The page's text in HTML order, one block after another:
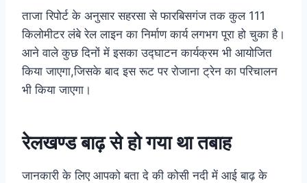
ताजा रिपोर्ट के अनुसार सहरसा से फारबिसगंज तक कुल 111
किलोमीटर लंबे रेल लाइन का निर्माण कार्य लगभग पूरा हो चुका है।
आने वाले कुछ दिनों में इसका उद्घाटन कार्यक्रम भी आयोजित
किया जाएगा,जिसके बाद इस रूट पर रोजाना ट्रेन का परिचालन
भी किया जाएगा।
रेलखण्ड बाढ़ से हो गया था तबाह
जानकारी के लिए आपको बता दे की कोसी नदी में आई बाढ़ के